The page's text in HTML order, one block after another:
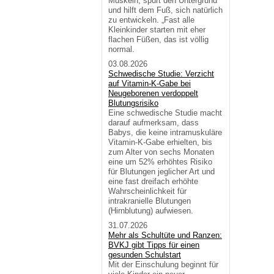
und hilft dem Fuß, sich natürlich
zu entwickeln. „Fast alle
Kleinkinder starten mit eher
flachen Füßen, das ist völlig
normal.
03.08.2026
Schwedische Studie: Verzicht
auf Vitamin-K-Gabe bei
Neugeborenen verdoppelt
Blutungsrisiko
Eine schwedische Studie macht
darauf aufmerksam, dass
Babys, die keine intramuskuläre
Vitamin-K-Gabe erhielten, bis
zum Alter von sechs Monaten
eine um 52% erhöhtes Risiko
für Blutungen jeglicher Art und
eine fast dreifach erhöhte
Wahrscheinlichkeit für
intrakranielle Blutungen
(Hirnblutung) aufwiesen.
31.07.2026
Mehr als Schultüte und Ranzen:
BVKJ gibt Tipps für einen
gesunden Schulstart
Mit der Einschulung beginnt für